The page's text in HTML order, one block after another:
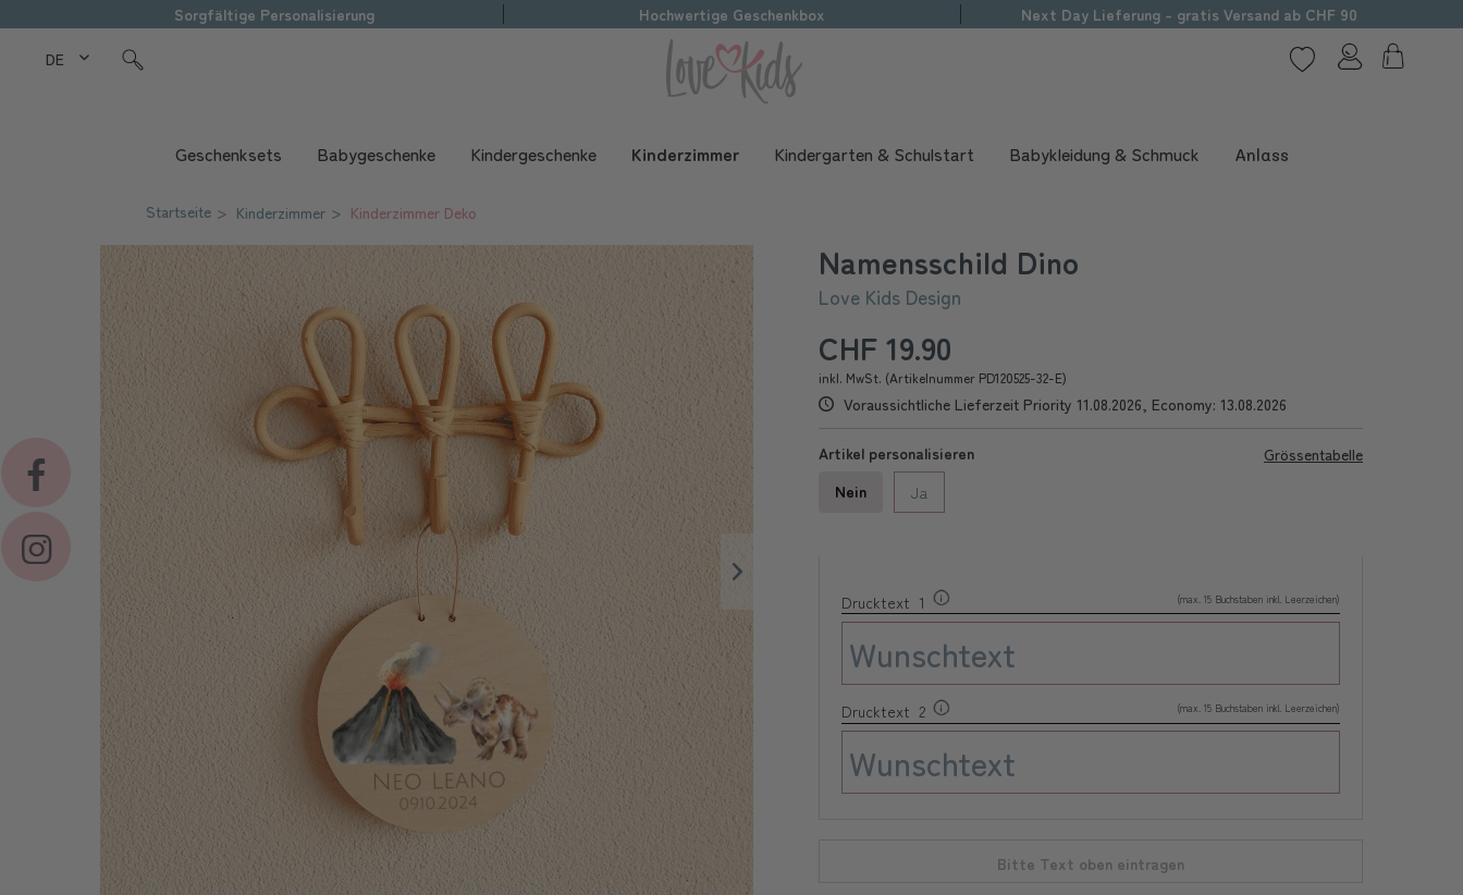
Sorgfältige Personalisierung Hochwertige Geschenkbox Next Day Lieferung - gratis Versand ab CHF 90
DE Love Kids
Geschenksets Babygeschenke Kindergeschenke Kinderzimmer Kindergarten & Schulstart Babykleidung & Schmuck Anlass
Startseite Kinderzimmer Kinderzimmer Deko
Namensschild Dino
Love Kids Design
CHF 19.90
inkl. MwSt. (Artikelnummer PD120525-32-E)
Voraussichtliche Lieferzeit Priority 11.08.2026, Economy: 13.08.2026
Grössentabelle
Artikel personalisieren
Nein
Ja
Drucktext 1 (max. 15 Buchstaben inkl. Leerzeichen)
Drucktext 2 (max. 15 Buchstaben inkl. Leerzeichen)
Bitte Text oben eintragen